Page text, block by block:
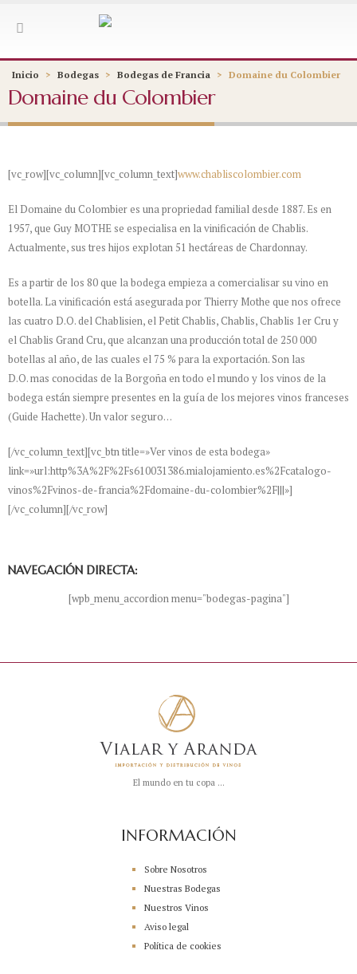
Inicio > Bodegas > Bodegas de Francia > Domaine du Colombier
Domaine du Colombier
[vc_row][vc_column][vc_column_text]www.chabliscolombier.com
El Domaine du Colombier es una propriedad familial desde 1887. Es en
1957, que Guy MOTHE se especialisa en la vinificación de Chablis.
Actualmente, sus tres hijos explotan 51 hectáreas de Chardonnay.
Es a partir de los 80 que la bodega empieza a comercialisar su vino en
botella. La vinificación está asegurada por Thierry Mothe que nos ofrece
las cuatro D.O. del Chablisien, el Petit Chablis, Chablis, Chablis 1er Cru y
el Chablis Grand Cru, que alcanzan una producción total de 250 000
botellas al año, de las cuales el 75 % para la exportación. Son las
D.O. mas conocidas de la Borgoña en todo el mundo y los vinos de la
bodega están siempre presentes en la guía de los mejores vinos franceses
(Guide Hachette). Un valor seguro…
[/vc_column_text][vc_btn title=»Ver vinos de esta bodega»
link=»url:http%3A%2F%2Fs610031386.mialojamiento.es%2Fcatalogo-
vinos%2Fvinos-de-francia%2Fdomaine-du-colombier%2F|||»]
[/vc_column][/vc_row]
NAVEGACIÓN DIRECTA:
[wpb_menu_accordion menu="bodegas-pagina"]
El mundo en tu copa ...
INFORMACIÓN
Sobre Nosotros
Nuestras Bodegas
Nuestros Vinos
Aviso legal
Política de cookies